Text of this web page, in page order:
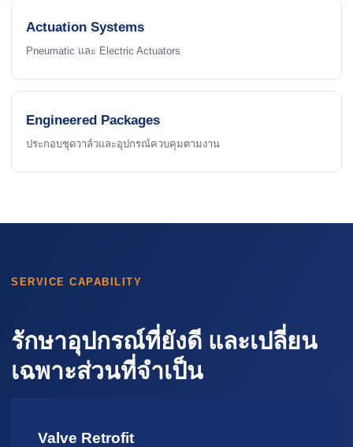
Actuation Systems
Pneumatic และ Electric Actuators
Engineered Packages
ประกอบชุดวาล์วและอุปกรณ์ควบคุมตามงาน
SERVICE CAPABILITY
รักษาอุปกรณ์ที่ยังดี และเปลี่ยน
เฉพาะส่วนที่จำเป็น
Valve Retrofit